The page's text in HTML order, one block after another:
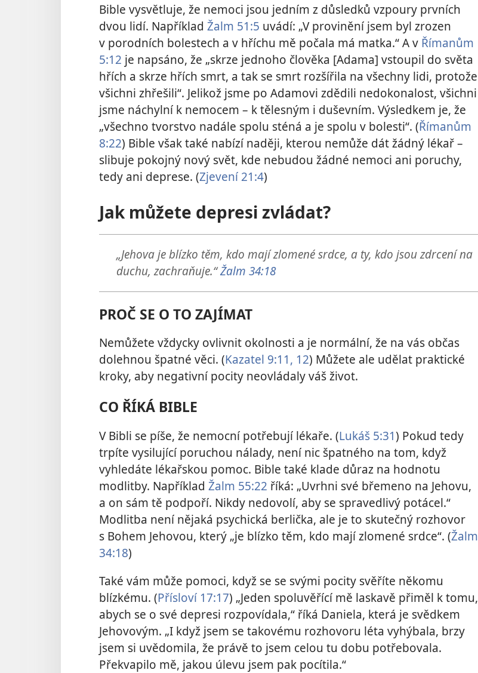
Bible vysvětluje, že nemoci jsou jedním z důsledků vzpoury prvních
dvou lidí. Například Žalm 51:5 uvádí: „V provinění jsem byl zrozen
v porodních bolestech a v hříchu mě počala má matka.“ A v Římanům
5:12 je napsáno, že „skrze jednoho člověka [Adama] vstoupil do světa
hřích a skrze hřích smrt, a tak se smrt rozšířila na všechny lidi, protože
všichni zhřešili“. Jelikož jsme po Adamovi zdědili nedokonalost, všichni
jsme náchylní k nemocem – k tělesným i duševním. Výsledkem je, že
„všechno tvorstvo nadále spolu sténá a je spolu v bolesti“. (Římanům
8:22) Bible však také nabízí naději, kterou nemůže dát žádný lékař –
slibuje pokojný nový svět, kde nebudou žádné nemoci ani poruchy,
tedy ani deprese. (Zjevení 21:4)
Jak můžete depresi zvládat?
„Jehova je blízko těm, kdo mají zlomené srdce, a ty, kdo jsou zdrcení na
duchu, zachraňuje.“Žalm 34:18
PROČ SE O TO ZAJÍMAT
Nemůžete vždycky ovlivnit okolnosti a je normální, že na vás občas
dolehnou špatné věci. (Kazatel 9:11, 12) Můžete ale udělat praktické
kroky, aby negativní pocity neovládaly váš život.
CO ŘÍKÁ BIBLE
V Bibli se píše, že nemocní potřebují lékaře. (Lukáš 5:31) Pokud tedy
trpíte vysilující poruchou nálady, není nic špatného na tom, když
vyhledáte lékařskou pomoc. Bible také klade důraz na hodnotu
modlitby. Například Žalm 55:22 říká: „Uvrhni své břemeno na Jehovu,
a on sám tě podpoří. Nikdy nedovolí, aby se spravedlivý potácel.“
Modlitba není nějaká psychická berlička, ale je to skutečný rozhovor
s Bohem Jehovou, který „je blízko těm, kdo mají zlomené srdce“. (Žalm
34:18)
Také vám může pomoci, když se se svými pocity svěříte někomu
blízkému. (Přísloví 17:17) „Jeden spoluvěřící mě laskavě přiměl k tomu,
abych se o své depresi rozpovídala,“ říká Daniela, která je svědkem
Jehovovým. „I když jsem se takovému rozhovoru léta vyhýbala, brzy
jsem si uvědomila, že právě to jsem celou tu dobu potřebovala.
Překvapilo mě, jakou úlevu jsem pak pocítila.“